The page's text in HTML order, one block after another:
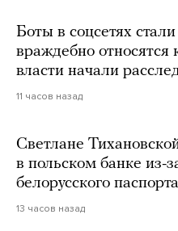
Боты в соцсетях
враждебно
власти начали
11 часов назад
Светлане
в польском банке из-
белорусского паспорта
13 часов назад